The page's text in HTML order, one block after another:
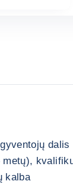
metų),
kalba